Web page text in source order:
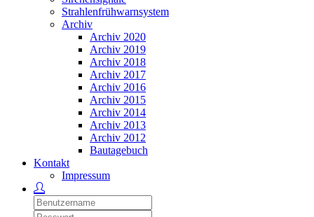
Strahlenfrühwarnsystem
Archiv
Archiv 2020
Archiv 2019
Archiv 2018
Archiv 2017
Archiv 2016
Archiv 2015
Archiv 2014
Archiv 2013
Archiv 2012
Bautagebuch
Kontakt
Impressum